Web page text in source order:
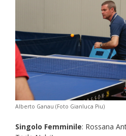
Alberto Ganau (Foto Gianluca Piu)
Singolo Femminile: Rossana